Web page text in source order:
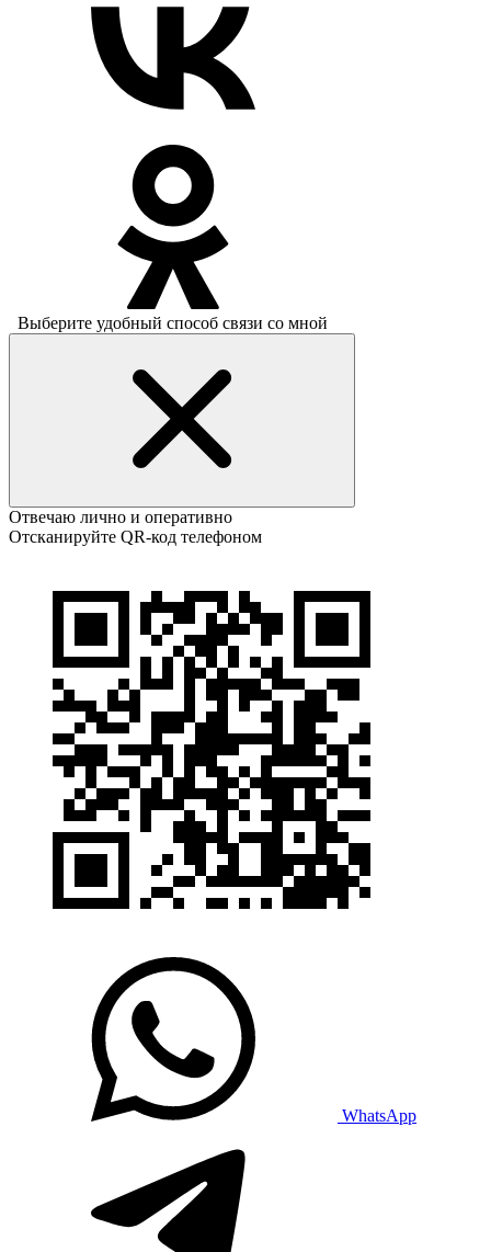
Выберите удобный способ связи со мной
Отвечаю лично и оперативно
Отсканируйте QR-код телефоном
WhatsApp